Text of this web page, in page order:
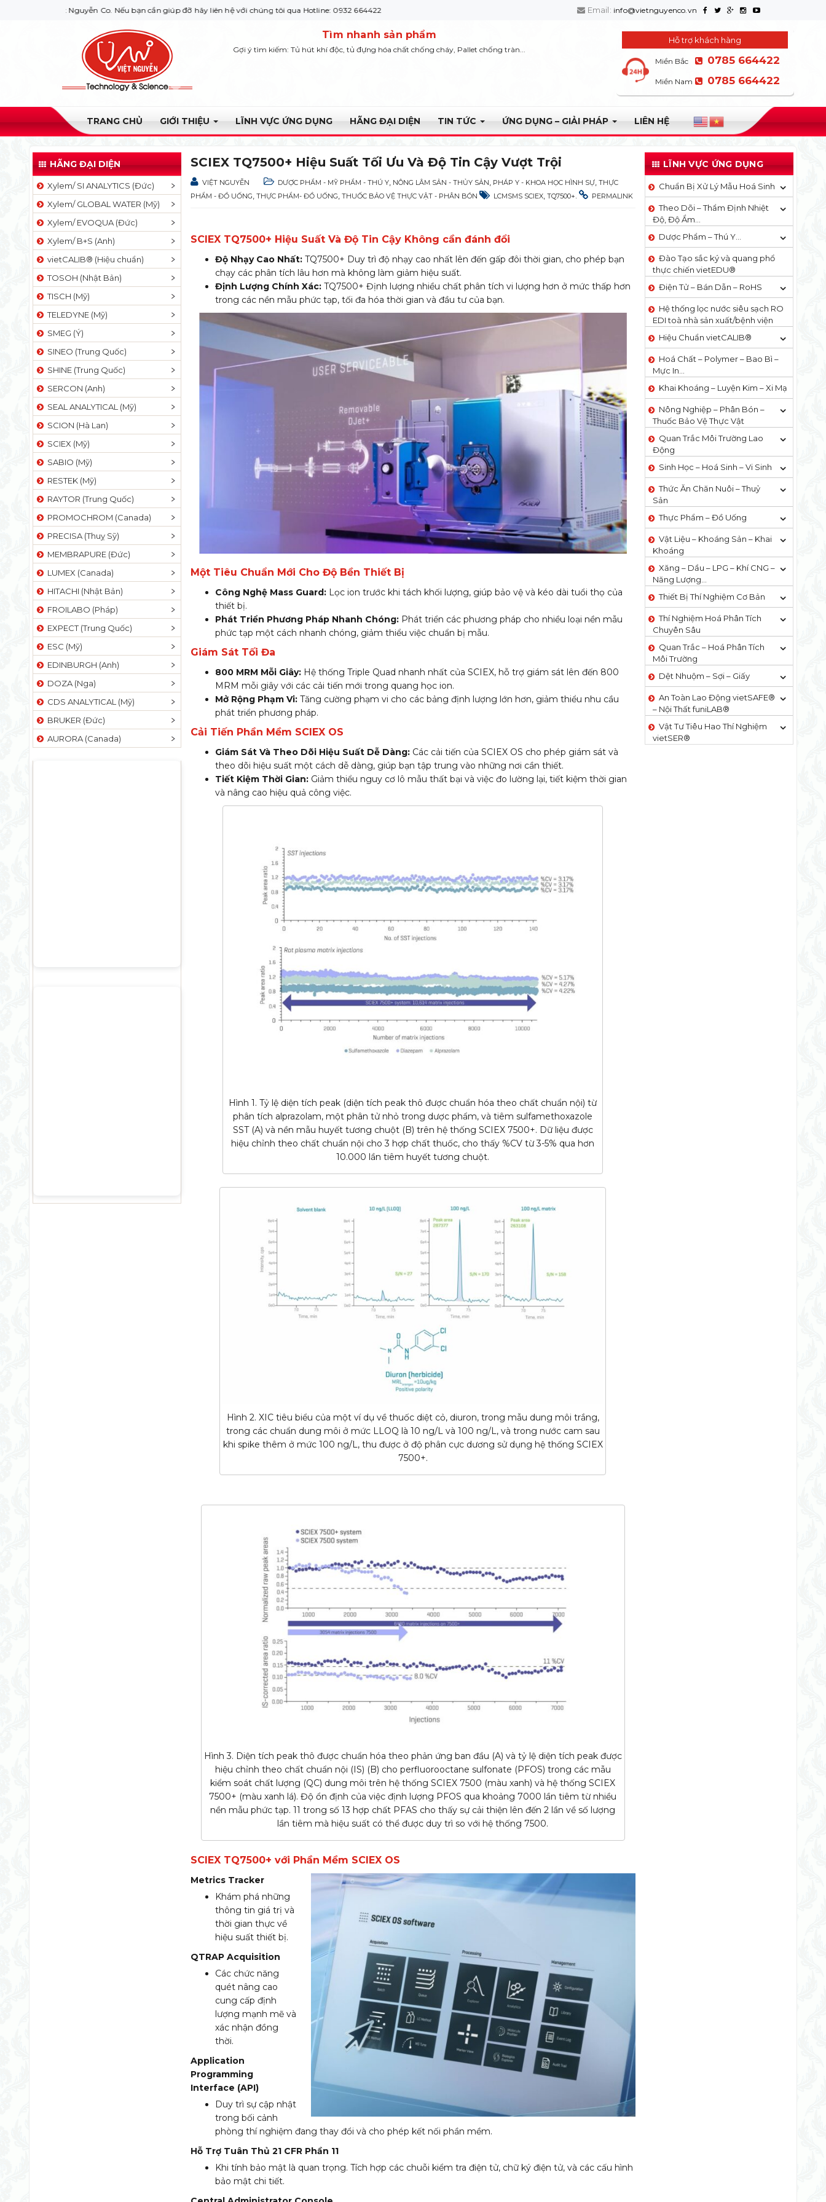
Nguyễn Co. Nếu bạn cần giúp đỡ hãy liên hệ với chúng tôi qua Hotline: 0932 664422 Email: info@vietnguyenco.vn
Tìm nhanh sản phẩm
Gợi ý tìm kiếm: Tủ hút khí độc, tủ đựng hóa chất chống cháy, Pallet chống tràn...
Hỗ trợ khách hàng
Miền Bắc 0785 664422
Miền Nam 0785 664422
TRANG CHỦ GIỚI THIỆU LĨNH VỰC ỨNG DỤNG HÃNG ĐẠI DIỆN TIN TỨC ỨNG DỤNG – GIẢI PHÁP LIÊN HỆ
HÃNG ĐẠI DIỆN
Xylem/ SI ANALYTICS (Đức)
Xylem/ GLOBAL WATER (Mỹ)
Xylem/ EVOQUA (Đức)
Xylem/ B+S (Anh)
vietCALIB® (Hiệu chuẩn)
TOSOH (Nhật Bản)
TISCH (Mỹ)
TELEDYNE (Mỹ)
SMEG (Ý)
SINEO (Trung Quốc)
SHINE (Trung Quốc)
SERCON (Anh)
SEAL ANALYTICAL (Mỹ)
SCION (Hà Lan)
SCIEX (Mỹ)
SABIO (Mỹ)
RESTEK (Mỹ)
RAYTOR (Trung Quốc)
PROMOCHROM (Canada)
PRECISA (Thuỵ Sỹ)
MEMBRAPURE (Đức)
LUMEX (Canada)
HITACHI (Nhật Bản)
FROILABO (Pháp)
EXPECT (Trung Quốc)
ESC (Mỹ)
EDINBURGH (Anh)
DOZA (Nga)
CDS ANALYTICAL (Mỹ)
BRUKER (Đức)
AURORA (Canada)
SCIEX TQ7500+ Hiệu Suất Tối Ưu Và Độ Tin Cậy Vượt Trội
VIỆT NGUYỄN DƯỢC PHẨM - MỸ PHẨM - THÚ Y NÔNG LÂM SẢN - THỦY SẢN PHÁP Y - KHOA HỌC HÌNH SỰ ,THỰC
PHẨM - ĐỒ UỐNG ,THỰC PHẨM- ĐỒ UỐNG ,THUỐC BẢO VỆ THỰC VẬT - PHÂN BÓN LCMSMS SCIEX ,TQ7500+ . PERMALINK
SCIEX TQ7500+ Hiệu Suất Và Độ Tin Cậy Không cần đánh đổi
Độ Nhạy Cao Nhất: TQ7500+ Duy trì độ nhạy cao nhất lên đến gấp đôi thời gian, cho phép bạn
chạy các phân tích lâu hơn mà không làm giảm hiệu suất.
Định Lượng Chính Xác: TQ7500+ Định lượng nhiều chất phân tích vi lượng hơn ở mức thấp hơn
trong các nền mẫu phức tạp, tối đa hóa thời gian và đầu tư của bạn.
Một Tiêu Chuẩn Mới Cho Độ Bền Thiết Bị
Công Nghệ Mass Guard: Lọc ion trước khi tách khối lượng, giúp bảo vệ và kéo dài tuổi thọ của
thiết bị.
Phát Triển Phương Pháp Nhanh Chóng: Phát triển các phương pháp cho nhiều loại nền mẫu
phức tạp một cách nhanh chóng, giảm thiểu việc chuẩn bị mẫu.
Giám Sát Tối Đa
800 MRM Mỗi Giây: Hệ thống Triple Quad nhanh nhất của SCIEX, hỗ trợ giám sát lên đến 800
MRM mỗi giây với các cải tiến mới trong quang học ion.
Mở Rộng Phạm Vi: Tăng cường phạm vi cho các bảng định lượng lớn hơn, giảm thiểu nhu cầu
phát triển phương pháp.
Cải Tiến Phần Mềm SCIEX OS
Giám Sát Và Theo Dõi Hiệu Suất Dễ Dàng: Các cải tiến của SCIEX OS cho phép giám sát và
theo dõi hiệu suất một cách dễ dàng, giúp bạn tập trung vào những nơi cần thiết.
Tiết Kiệm Thời Gian: Giảm thiểu nguy cơ lô mẫu thất bại và việc đo lường lại, tiết kiệm thời gian
và nâng cao hiệu quả công việc.
Hình 1. Tỷ lệ diện tích peak (diện tích peak thô được chuẩn hóa theo chất chuẩn nội) từ
phân tích alprazolam, một phân tử nhỏ trong dược phẩm, và tiêm sulfamethoxazole
SST (A) và nền mẫu huyết tương chuột (B) trên hệ thống SCIEX 7500+. Dữ liệu được
hiệu chỉnh theo chất chuẩn nội cho 3 hợp chất thuốc, cho thấy %CV từ 3-5% qua hơn
10.000 lần tiêm huyết tương chuột.
Hình 2. XIC tiêu biểu của một ví dụ về thuốc diệt cỏ, diuron, trong mẫu dung môi trắng,
trong các chuẩn dung môi ở mức LLOQ là 10 ng/L và 100 ng/L, và trong nước cam sau
khi spike thêm ở mức 100 ng/L, thu được ở độ phân cực dương sử dụng hệ thống SCIEX
7500+.
Hình 3. Diện tích peak thô được chuẩn hóa theo phản ứng ban đầu (A) và tỷ lệ diện tích peak được
hiệu chỉnh theo chất chuẩn nội (IS) (B) cho perfluorooctane sulfonate (PFOS) trong các mẫu
kiểm soát chất lượng (QC) dung môi trên hệ thống SCIEX 7500 (màu xanh) và hệ thống SCIEX
7500+ (màu xanh lá). Độ ổn định của việc định lượng PFOS qua khoảng 7000 lần tiêm từ nhiều
nền mẫu phức tạp. 11 trong số 13 hợp chất PFAS cho thấy sự cải thiện lên đến 2 lần về số lượng
lần tiêm mà hiệu suất có thể được duy trì so với hệ thống 7500.
SCIEX TQ7500+ với Phần Mềm SCIEX OS
Metrics Tracker
Khám phá những
thông tin giá trị và
thời gian thực về
hiệu suất thiết bị.
QTRAP Acquisition
Các chức năng
quét nâng cao
cung cấp định
lượng mạnh mẽ và
xác nhận đồng
thời.
Application
Programming
Interface (API)
Duy trì sự cập nhật
trong bối cảnh
phòng thí nghiệm đang thay đổi và cho phép kết nối phần mềm.
Hỗ Trợ Tuân Thủ 21 CFR Phần 11
Khi tính bảo mật là quan trọng. Tích hợp các chuỗi kiểm tra điện tử, chữ ký điện tử, và các cấu hình
bảo mật chi tiết.
LĨNH VỰC ỨNG DỤNG
Chuẩn Bị Xử Lý Mẫu Hoá Sinh
Theo Dõi – Thẩm Định Nhiệt
Độ, Độ Ẩm…
Dược Phẩm – Thú Y…
Đào Tạo sắc ký và quang phổ
thực chiến vietEDU®
Điện Tử – Bán Dẫn – RoHS
Hệ thống lọc nước siêu sạch RO
EDI​​ toà nhà sản xuất/bệnh viện
Hiệu Chuẩn vietCALIB®
Hoá Chất – Polymer – Bao Bì –
Mực In…
Khai Khoáng – Luyện Kim – Xi Mạ
Nông Nghiệp – Phân Bón –
Thuốc Bảo Vệ Thực Vật
Quan Trắc Môi Trường Lao
Động
Sinh Học – Hoá Sinh – Vi Sinh
Thức Ăn Chăn Nuôi – Thuỷ
Sản
Thực Phẩm – Đồ Uống
Vật Liệu – Khoáng Sản – Khai
Khoáng
Xăng – Dầu – LPG – Khí CNG –
Năng Lượng…
Thiết Bị Thí Nghiệm Cơ Bản
Thí Nghiệm Hoá Phân Tích
Chuyên Sâu
Quan Trắc – Hoá Phân Tích
Môi Trường
Dệt Nhuộm – Sợi – Giấy
An Toàn Lao Động vietSAFE®
– Nội Thất funiLAB®
Vật Tư Tiêu Hao Thí Nghiệm
vietSER®